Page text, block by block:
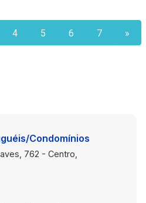
bem distribuídos e
uma vaga nas
uma
casa com pátio, um
encontra facilmente no
4 5 6 7 »
Condomínios
762 - Centro,